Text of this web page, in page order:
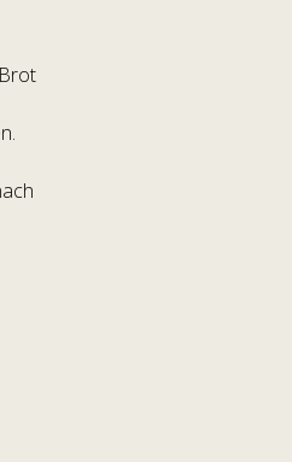
6 bis 11 Jahre
12 bis 16 Jahre